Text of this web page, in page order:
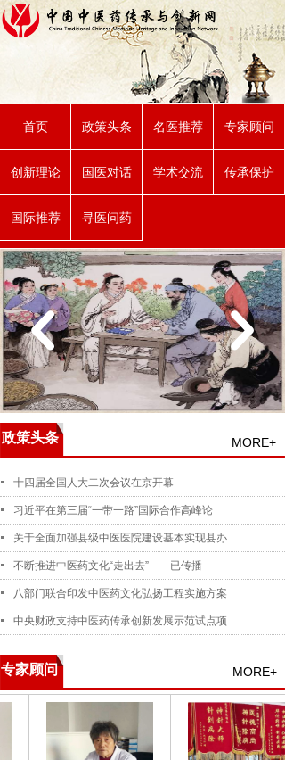
首页 政策头条 名医推荐 专家顾问
创新理论 国医对话 学术交流 传承保护
国际推荐 寻医问药
政策头条 MORE+
十四届全国人大二次会议在京开幕
习近平在第三届“一带一路”国际合作高峰论
关于全面加强县级中医医院建设基本实现县办
不断推进中医药文化“走出去”——已传播
八部门联合印发中医药文化弘扬工程实施方案
中央财政支持中医药传承创新发展示范试点项
专家顾问 MORE+